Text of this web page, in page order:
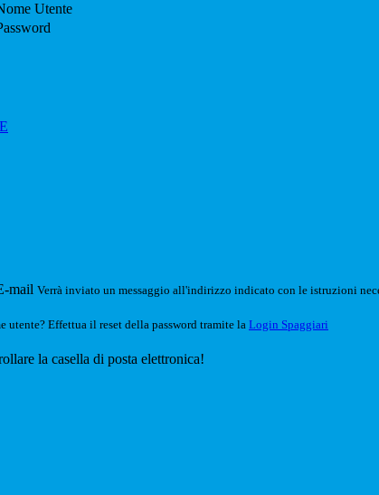
Utente
mail Verrà inviato un messaggio all'indirizzo indicato con le istruzioni
utente? Effettua il reset della password tramite la Login Spaggiari
la casella di posta elettronica!